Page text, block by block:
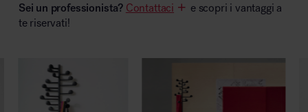
Sei un professionista? Contattaci
e scopri i vantaggi a
te riservati!